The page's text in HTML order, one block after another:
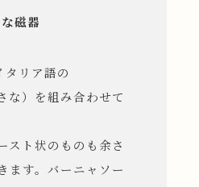
磁器
リア語の
な）を組み合わせて
スト状のものも余さ
ます。バーニャソー